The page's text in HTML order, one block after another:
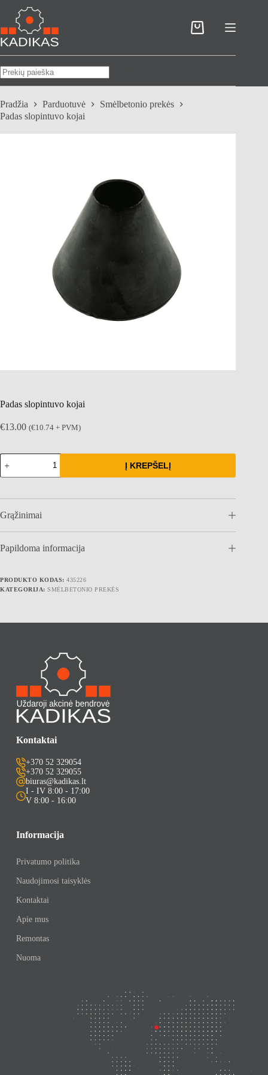
content
Pirkinių
results
Pradžia Parduotuvė
Smėlbetonio prekės
Padas slopintuvo kojai
Padas slopintuvo kojai
€13.00 (€10.74 + PVM)
produkto
kiekis:
Padas
kojai
Į KREPŠELĮ
Grąžinimai
Papildoma informacija
PRODUKTO KODAS: 435226
KATEGORIJA: SMĖLBETONIO PREKĖS
Informacija
Privatumo politika
Naudojimosi taisyklės
Kontaktai
Apie mus
Remontas
Nuoma
Kontaktai
+370 52 329054
+370 52 329055
biuras@kadikas.lt
I - IV 8:00 - 17:00
V 8:00 - 16:00